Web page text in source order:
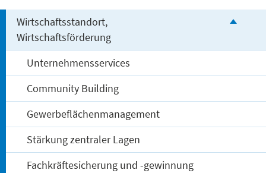
Wirtschaftsstandort,
Wirtschaftsförderung
Unternehmensservices
Community Building
Gewerbeflächenmanagement
Stärkung zentraler Lagen
Fachkräftesicherung und -gewinnung